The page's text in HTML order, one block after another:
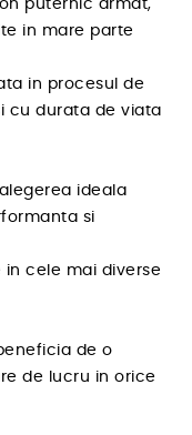
puternic armat,
in mare parte
in procesul de
cu durata de viata
ideala
si
cele mai diverse
de o
de lucru in orice